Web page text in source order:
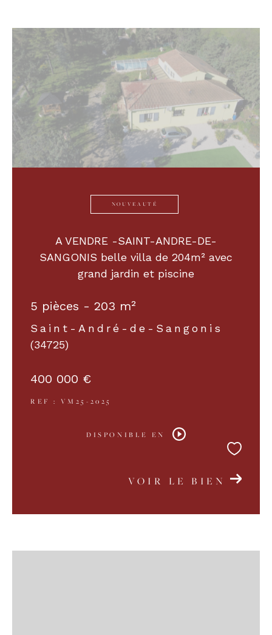
NOUVEAUTÉ
A VENDRE -SAINT-ANDRE-DE-
SANGONIS belle villa de 204m² avec
grand jardin et piscine
5 pièces - 203 m²
Saint-André-de-Sangonis
(34725)
400 000 €
REF : VM25-2025
DISPONIBLE EN
VOIR LE BIEN